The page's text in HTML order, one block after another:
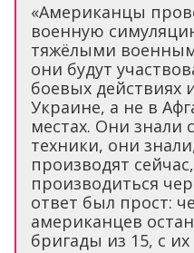
«Американцы
военную
тяжёлыми
они будут
боевых действиях
Украине, а не в
местах. Они знали
техники, они
производят
производиться
ответ был прост:
американцев
бригады из 15, с